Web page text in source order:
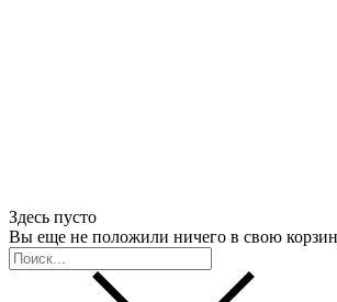
Здесь пусто
Вы еще не положили ничего в свою